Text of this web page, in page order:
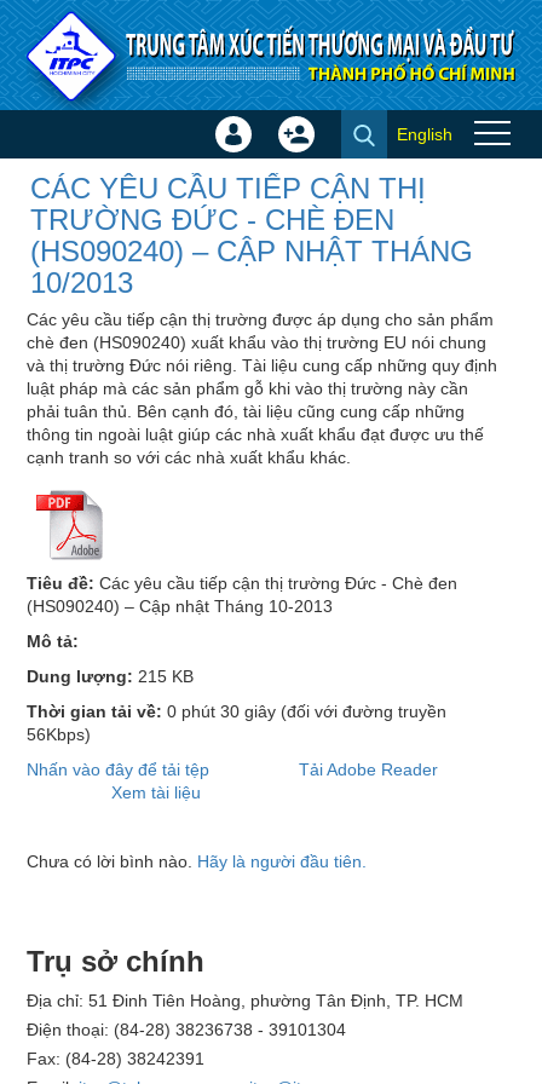
Truy cập nội dung luôn
CÁC YÊU CẦU TIẾP CẬN THỊ
TRƯỜNG ĐỨC - CHÈ ĐEN
(HS090240) – CẬP NHẬT
THÁNG 10/2013 - Chi tiết Thị
trường - Ngành hàng
Đăng
Tạo
khoản
English
CÁC YÊU CẦU TIẾP CẬN THỊ
TRƯỜNG ĐỨC - CHÈ ĐEN
(HS090240) – CẬP NHẬT THÁNG
10/2013
Các yêu cầu tiếp cận thị trường được áp dụng cho sản phẩm
chè đen (HS090240) xuất khẩu vào thị trường EU nói chung
và thị trường Đức nói riêng. Tài liệu cung cấp những quy định
luật pháp mà các sản phẩm gỗ khi vào thị trường này cần
phải tuân thủ. Bên cạnh đó, tài liệu cũng cung cấp những
thông tin ngoài luật giúp các nhà xuất khẩu đạt được ưu thế
cạnh tranh so với các nhà xuất khẩu khác.
Tiêu đề:Các yêu cầu tiếp cận thị trường Đức - Chè đen
(HS090240) – Cập nhật Tháng 10-2013
Mô tả:
Dung lượng: 215 KB
Thời gian tải về:0 phút 30 giây (đối với đường truyền
56Kbps)
Nhấn vào đây để tải tệp
Tải Adobe Reader
Xem tài liệu
Chưa có lời bình nào. Hãy là người đầu tiên.
Trụ sở chính
Địa chỉ: 51 Đinh Tiên Hoàng, phường Tân Định, TP. HCM
Điện thoại: (84-28) 38236738 - 39101304
Fax: (84-28) 38242391